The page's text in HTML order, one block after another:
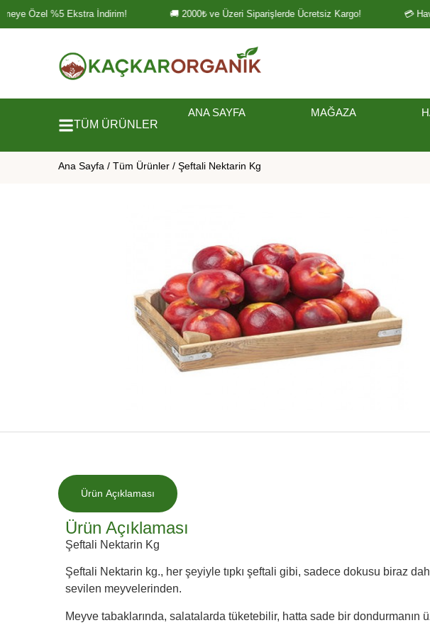
Özel %5 Ekstra İndirim! 🚚 2000₺ ve Üzeri Siparişlerde Ücretsiz Kargo! 💳
TÜM ÜRÜNLER
ANA SAYFA MAĞAZA
Ana Sayfa / Tüm Ürünler / Şeftali Nektarin Kg
Ürün Açıklaması
Ürün Açıklaması
Şeftali Nektarin Kg
Şeftali Nektarin kg., her şeyiyle tıpkı şeftali gibi, sadece dokusu biraz
sevilen meyvelerinden.
Meyve tabaklarında, salatalarda tüketebilir, hatta sade bir